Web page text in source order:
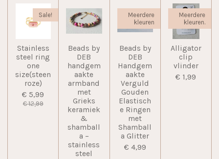
Sale!
Stainless
steel ring
one
size(steen
roze)
€ 5,99
€ 12,99
Beads by
DEB
handgem
aakte
armband
met
Grieks
keramiek
&
shamball
a –
stainless
steel
Meerdere
kleuren
Beads by
DEB
Handgem
aakte
Verguld
Gouden
Elastisch
e Ringen
met
Shamball
a Glitter
€ 4,99
Meerdere
kleuren.
Alligator
clip
vlinder
€ 1,99